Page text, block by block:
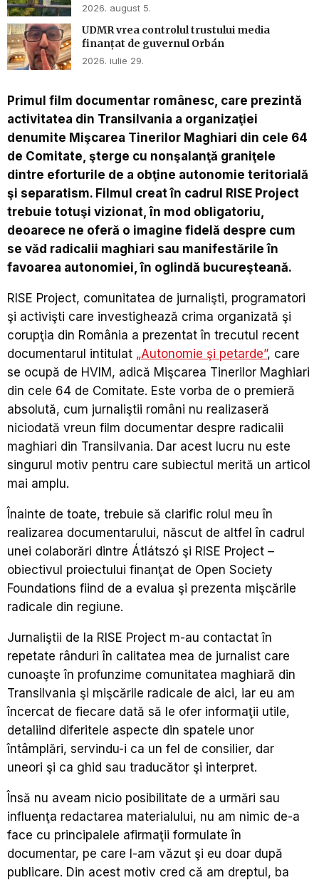
2026. august 5.
UDMR vrea controlul trustului media
finanțat de guvernul Orbán
2026. iulie 29.
Primul film documentar românesc, care prezintă
activitatea din Transilvania a organizaţiei
denumite Mişcarea Tinerilor Maghiari din cele 64
de Comitate, şterge cu nonşalanţă graniţele
dintre eforturile de a obţine autonomie teritorială
şi separatism. Filmul creat în cadrul RISE Project
trebuie totuşi vizionat, în mod obligatoriu,
deoarece ne oferă o imagine fidelă despre cum
se văd radicalii maghiari sau manifestările în
favoarea autonomiei, în oglindă bucureşteană.
RISE Project, comunitatea de jurnalişti, programatori
şi activişti care investighează crima organizată şi
corupţia din România a prezentat în trecutul recent
documentarul intitulat „Autonomie şi petarde”, care
se ocupă de HVIM, adică Mişcarea Tinerilor Maghiari
din cele 64 de Comitate. Este vorba de o premieră
absolută, cum jurnaliştii români nu realizaseră
niciodată vreun film documentar despre radicalii
maghiari din Transilvania. Dar acest lucru nu este
singurul motiv pentru care subiectul merită un articol
mai amplu.
Înainte de toate, trebuie să clarific rolul meu în
realizarea documentarului, născut de altfel în cadrul
unei colaborări dintre Átlátszó şi RISE Project –
obiectivul proiectului finanţat de Open Society
Foundations fiind de a evalua şi prezenta mişcările
radicale din regiune.
Jurnaliştii de la RISE Project m-au contactat în
repetate rânduri în calitatea mea de jurnalist care
cunoaşte în profunzime comunitatea maghiară din
Transilvania şi mişcările radicale de aici, iar eu am
încercat de fiecare dată să le ofer informaţii utile,
detaliind diferitele aspecte din spatele unor
întâmplări, servindu-i ca un fel de consilier, dar
uneori şi ca ghid sau traducător şi interpret.
Însă nu aveam nicio posibilitate de a urmări sau
influenţa redactarea materialului, nu am nimic de-a
face cu principalele afirmaţii formulate în
documentar, pe care l-am văzut şi eu doar după
publicare. Din acest motiv cred că am dreptul, ba